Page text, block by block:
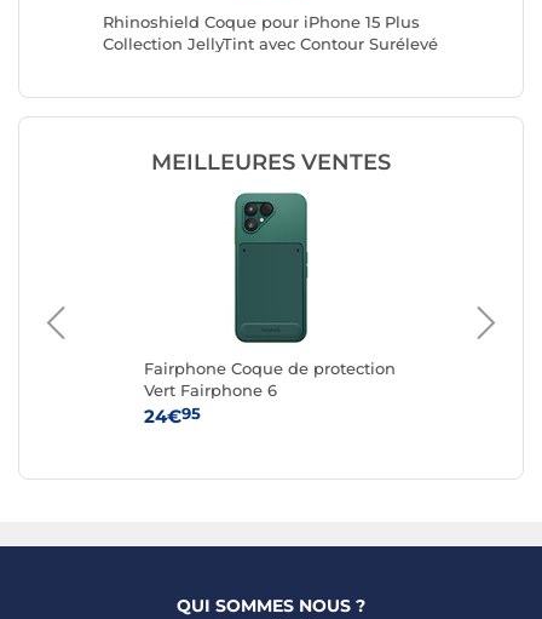
Rhinoshield Coque pour iPhone 15 Plus
Collection JellyTint avec Contour Surélevé
MEILLEURES VENTES
Fairphone Coque de protection
Vert Fairphone 6
24€95
QUI SOMMES NOUS ?